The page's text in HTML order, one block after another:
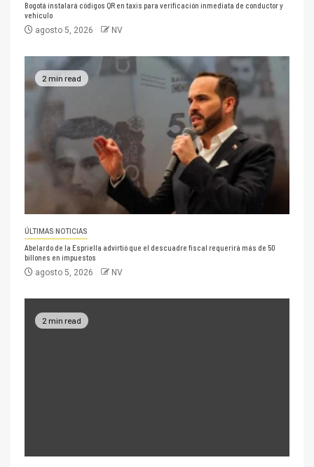
Bogotá instalará códigos QR en taxis para verificación inmediata de conductor y
vehículo
agosto 5, 2026 NV
2 min read
ÚLTIMAS NOTICIAS
Abelardo de la Espriella advirtió que el descuadre fiscal requerirá más de 50
billones en impuestos
agosto 5, 2026 NV
2 min read